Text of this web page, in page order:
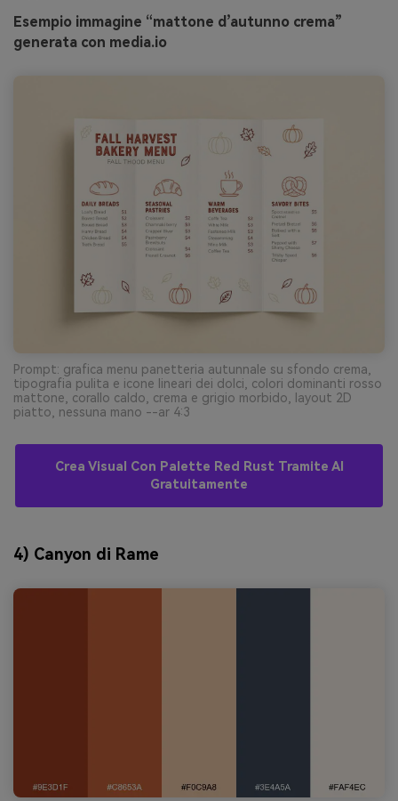
Esempio immagine “mattone d’autunno crema”
generata con media.io
Prompt: grafica menu panetteria autunnale su sfondo crema,
tipografia pulita e icone lineari dei dolci, colori dominanti rosso
mattone, corallo caldo, crema e grigio morbido, layout 2D
piatto, nessuna mano --ar 4:3
Crea Visual Con Palette Red Rust Tramite AI
Gratuitamente
4) Canyon di Rame